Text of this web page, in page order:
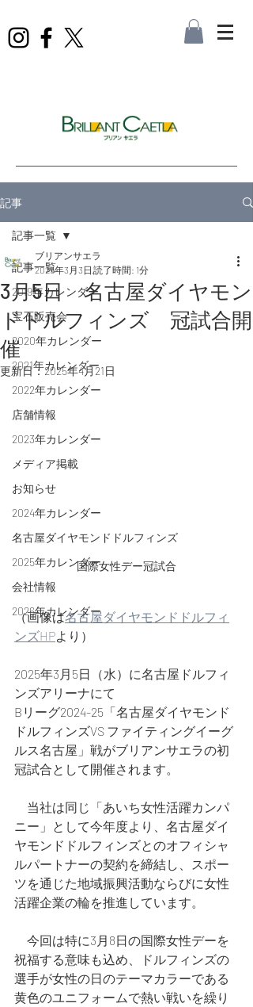
記事
記事一覧
2019年カレンダー
宝石販売会
2020年カレンダー
2021年カレンダー
2022年カレンダー
店舗情報
2023年カレンダー
メディア掲載
お知らせ
2024年カレンダー
名古屋ダイヤモンドドルフィンズ
2025年カレンダー
会社情報
2026年カレンダー
記事一覧
3月5日 名古屋ダイヤモン
ドドルフィンズ 冠試合開
催
ブリアンサエラ
2025年3月3日 読了時間: 1分
更新日：2025年4月21日
国際女性デー冠試合
（画像は名古屋ダイヤモンドドルフィ
ンズHPより）
2025年3月5日（水）に名古屋ドルフィ
ンズアリーナにて
Bリーグ2024-25「名古屋ダイヤモンド
ドルフィンズVS ファイティングイーグ
ルス名古屋」戦がブリアンサエラの初
冠試合として開催されます。
当社は同じ「あいち女性活躍カンパ
ニー」として今年度より、名古屋ダイ
ヤモンドドルフィンズとのオフィシャ
ルパートナーの契約を締結し、スポー
ツを通じた地域振興活動ならびに女性
活躍企業の輪を推進しています。
今回は特に3月8日の国際女性デーを
祝福する意味も込め、ドルフィンズの
選手が女性の日のテーマカラーである
黄色のユニフォームで熱い戦いを繰り